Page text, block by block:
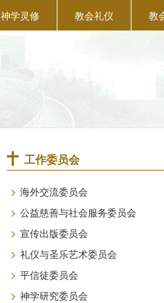
神学灵修 教会礼仪 教
工作委员会
> 海外交流委员会
> 公益慈善与社会服务委员会
> 宣传出版委员会
> 礼仪与圣乐艺术委员会
> 平信徒委员会
> 神学研究委员会